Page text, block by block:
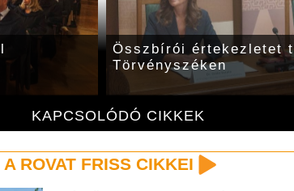
KAPCSOLÓDÓ CIKKEK
Összbírói értekezletet
Törvényszéken
A ROVAT FRISS CIKKEI